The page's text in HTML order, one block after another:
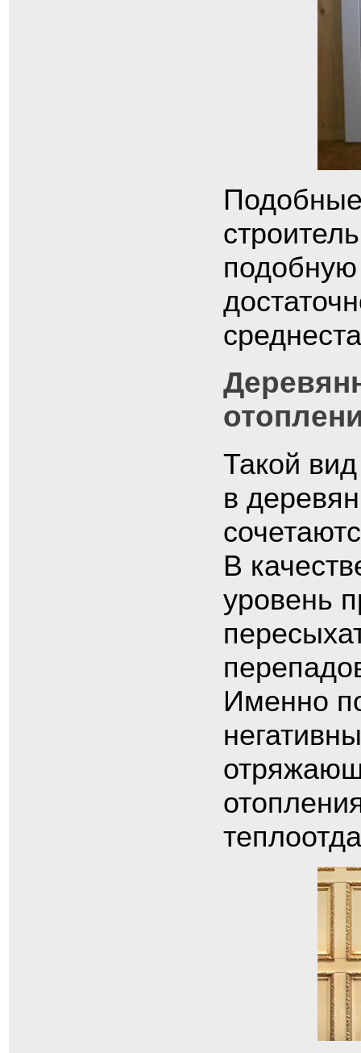
Такой
в
В
уровень
Именно